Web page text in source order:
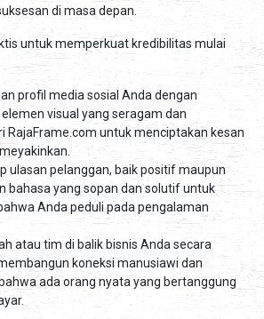
di masa depan.
untuk memperkuat kredibilitas mulai
profil media sosial Anda dengan
visual yang seragam dan
RajaFrame.com untuk menciptakan kesan
ulasan pelanggan, baik positif maupun
bahasa yang sopan dan solutif untuk
Anda peduli pada pengalaman
atau tim di balik bisnis Anda secara
koneksi manusiawi dan
ada orang nyata yang bertanggung